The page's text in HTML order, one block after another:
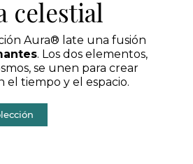
celestial
Aura® late una fusión
. Los dos elementos,
se unen para crear
el tiempo y el espacio.